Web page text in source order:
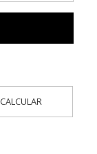
CALCULAR